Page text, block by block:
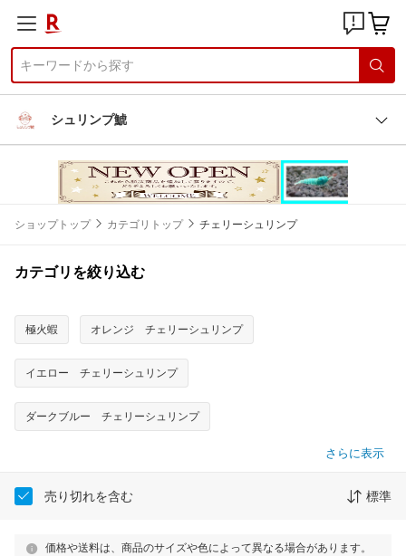
シュリンプ鯱
ショップトップ カテゴリトップ チェリーシュリンプ
カテゴリを絞り込む
極火蝦 オレンジ チェリーシュリンプ
イエロー チェリーシュリンプ
ダークブルー チェリーシュリンプ
さらに表示
売り切れを含む 標準
価格や送料は、商品のサイズや色によって異なる場合があります。